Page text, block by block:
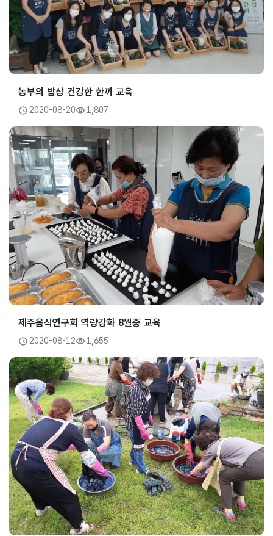
농부의 밥상 건강한 한끼 교육
2020-08-20 1,807
제주음식연구회 역량강화 8월중 교육
2020-08-12 1,655